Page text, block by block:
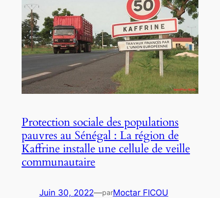
Protection sociale des populations
pauvres au Sénégal : La région de
Kaffrine installe une cellule de veille
communautaire
Juin 30, 2022—parMoctar FICOU